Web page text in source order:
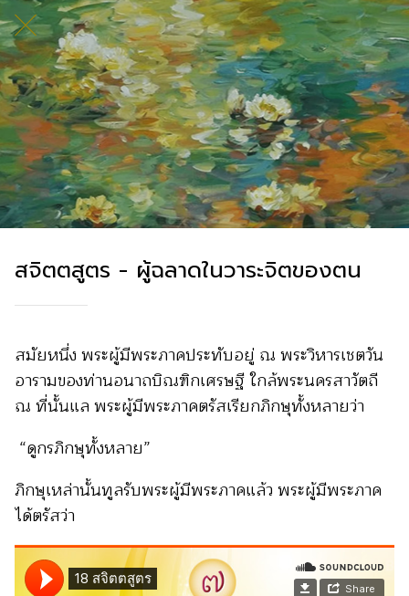
สจิตตสูตร - ผู้ฉลาดในวาระจิตของตน
สมัยหนึ่ง พระผู้มีพระภาคประทับอยู่ ณ พระวิหารเชตวัน
อารามของท่านอนาถบิณฑิกเศรษฐี ใกล้พระนครสาวัตถี
ณ ที่นั้นแล พระผู้มีพระภาคตรัสเรียกภิกษุทั้งหลายว่า
“ดูกรภิกษุทั้งหลาย”
ภิกษุเหล่านั้นทูลรับพระผู้มีพระภาคแล้ว พระผู้มีพระภาค
ได้ตรัสว่า